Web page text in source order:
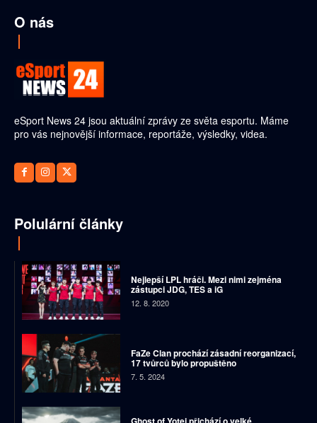
O nás
eSport News 24 jsou aktuální zprávy ze světa esportu. Máme
pro vás nejnovější informace, reportáže, výsledky, videa.
Polulární články
Nejlepší LPL hráči. Mezi nimi zejména
zástupci JDG, TES a iG
12. 8. 2020
FaZe Clan prochází zásadní reorganizací,
17 tvůrců bylo propuštěno
7. 5. 2024